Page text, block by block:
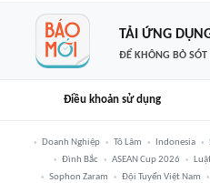
TẢI ỨNG
ĐỂ KHÔNG BỎ SÓT
Điều khoản sử dụng
Doanh Nghiệp Tô Lâm Indonesia
Đình Bắc
ASEAN Cup 2026
Sophon Zaram
Đội Tuyển Việt Nam